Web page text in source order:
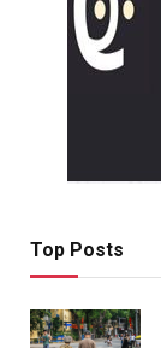
Top Posts